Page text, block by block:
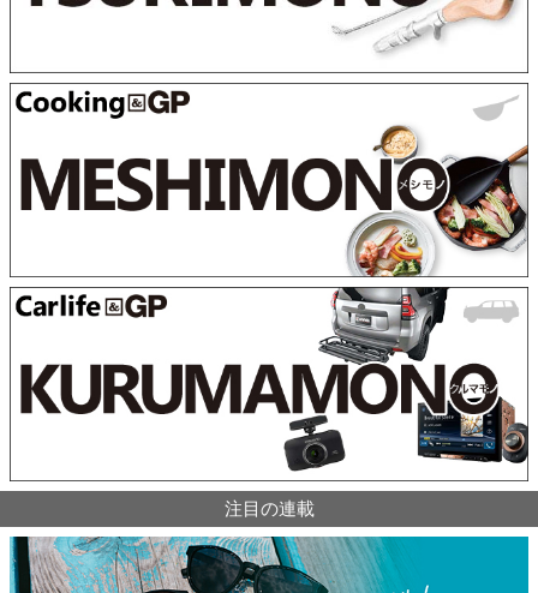
注目の連載